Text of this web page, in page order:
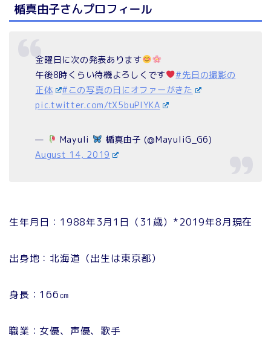
楯真由子さんプロフィール
金曜日に次の発表あります
午後8時くらい待機よろしくです
#先日の撮影の
正体
#この写真の日にオファーがきた
pic.twitter.com/tX5buPIYKA
— Mayuli
楯真由子 (@MayuliG_G6)
August 14, 2019
生年月日：1988年3月1日（31歳）*2019年8月現在
出身地：北海道（出生は東京都）
身長：166㎝
職業：女優、声優、歌手